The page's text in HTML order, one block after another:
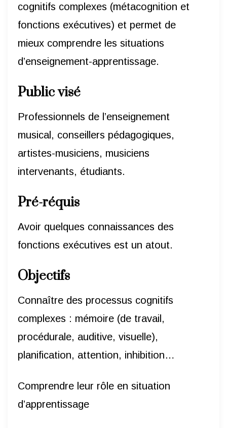
cognitifs complexes (métacognition et
fonctions exécutives) et permet de
mieux comprendre les situations
d’enseignement-apprentissage.
Public visé
Professionnels de l’enseignement
musical, conseillers pédagogiques,
artistes-musiciens, musiciens
intervenants, étudiants.
Pré-réquis
Avoir quelques connaissances des
fonctions exécutives est un atout.
Objectifs
Connaître des processus cognitifs
complexes : mémoire (de travail,
procédurale, auditive, visuelle),
planification, attention, inhibition…
Comprendre leur rôle en situation
d’apprentissage